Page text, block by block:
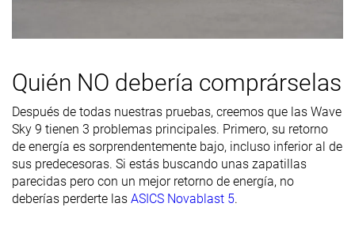
Anchura /
Media Media Media
Anchura de la
parte
delantera
Estrecha Media Media
Flexibilidad Rígida Rígida
Quién NO debería comprárselas
Después de todas nuestras pruebas, creemos que las Wave
Sky 9 tienen 3 problemas principales. Primero, su retorno
de energía es sorprendentemente bajo, incluso inferior al de
sus predecesoras. Si estás buscando unas zapatillas
parecidas pero con un mejor retorno de energía, no
deberías perderte las ASICS Novablast 5.